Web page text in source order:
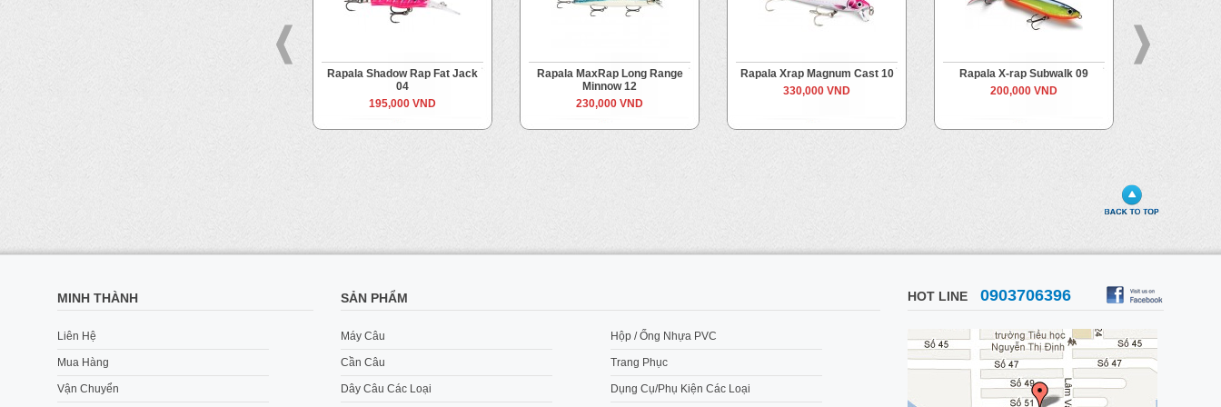
Rapala Shadow Rap Fat Jack
04
195,000 VND
Rapala MaxRap Long Range
Minnow 12
230,000 VND
Rapala Xrap Magnum Cast 10
330,000 VND
Rapala X-rap Subwalk 09
200,000 VND
MINH THÀNH
Liên Hệ
Mua Hàng
Vận Chuyển
SẢN PHẨM
Máy Câu
Cần Câu
Dây Câu Các Loại
Hộp / Ống Nhựa PVC
Trang Phục
Dụng Cụ/Phụ Kiện Các Loại
HOT LINE 0903706396